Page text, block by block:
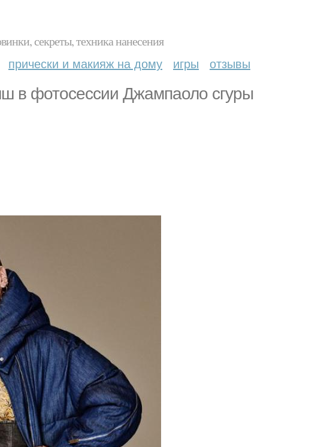
секреты, техника нанесения
прически и макияж на дому игры отзывы
в фотосессии Джампаоло сгуры